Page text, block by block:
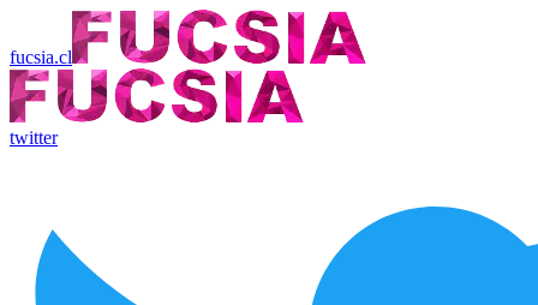
fucsia.cl
twitter